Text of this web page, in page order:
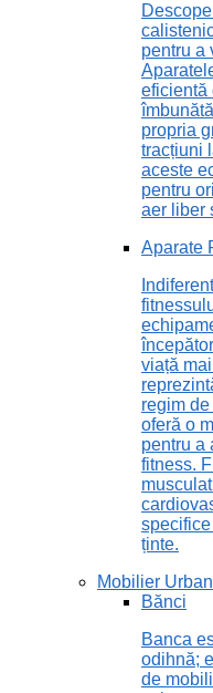
pentru a
eficientă
propria
tracțiuni
aceste
pentru
aer liber
Aparate
viață
regim
oferă o
pentru a
fitness.
ținte.
Mobilier Urban
Bănci
Banca
odihnă;
de